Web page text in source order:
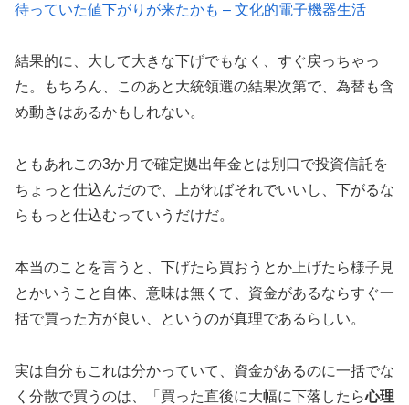
待っていた値下がりが来たかも – 文化的電子機器生活
結果的に、大して大きな下げでもなく、すぐ戻っちゃっ
た。もちろん、このあと大統領選の結果次第で、為替も含
め動きはあるかもしれない。
ともあれこの3か月で確定拠出年金とは別口で投資信託を
ちょっと仕込んだので、上がればそれでいいし、下がるな
らもっと仕込むっていうだけだ。
本当のことを言うと、下げたら買おうとか上げたら様子見
とかいうこと自体、意味は無くて、資金があるならすぐ一
括で買った方が良い、というのが真理であるらしい。
実は自分もこれは分かっていて、資金があるのに一括でな
く分散で買うのは、「買った直後に大幅に下落したら心理